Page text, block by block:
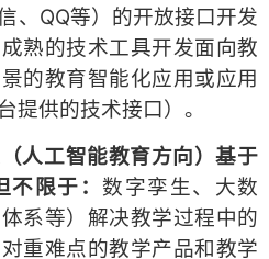
、QQ等）的开放接口开发
熟的技术工具开发面向教
的教育智能化应用或应用
提供的技术接口）。
人工智能教育方向）基于
限于： 数字孪生、大数
系等）解决教学过程中的
重难点的教学产品和教学